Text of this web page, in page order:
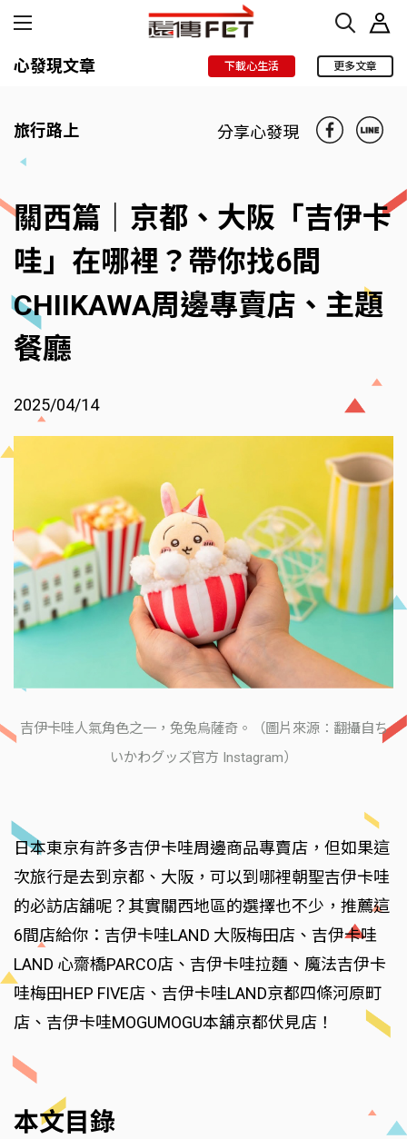
心發現文章 下載心生活 更多文章
旅行路上 分享心發現
關西篇｜京都、大阪「吉伊卡
哇」在哪裡？帶你找6間
CHIIKAWA周邊專賣店、主題
餐廳
2025/04/14
吉伊卡哇人氣角色之一，兔兔烏薩奇。（圖片來源：翻攝自ち
いかわグッズ官方 Instagram）
日本東京有許多吉伊卡哇周邊商品專賣店，但如果這
次旅行是去到京都、大阪，可以到哪裡朝聖吉伊卡哇
的必訪店舖呢？其實關西地區的選擇也不少，推薦這
6間店給你：吉伊卡哇LAND 大阪梅田店、吉伊卡哇
LAND 心齋橋PARCO店、吉伊卡哇拉麵、魔法吉伊卡
哇梅田HEP FIVE店、吉伊卡哇LAND京都四條河原町
店、吉伊卡哇MOGUMOGU本舖京都伏見店！
本文目錄